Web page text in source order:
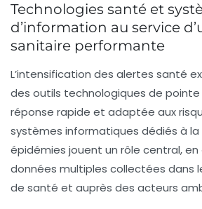
Technologies santé et
d’information au service
sanitaire performante
L’intensification des alertes santé
des outils technologiques de pointe
réponse rapide et adaptée aux
systèmes informatiques dédiés à la
épidémies jouent un rôle central,
données multiples collectées dans
de santé et auprès des acteurs